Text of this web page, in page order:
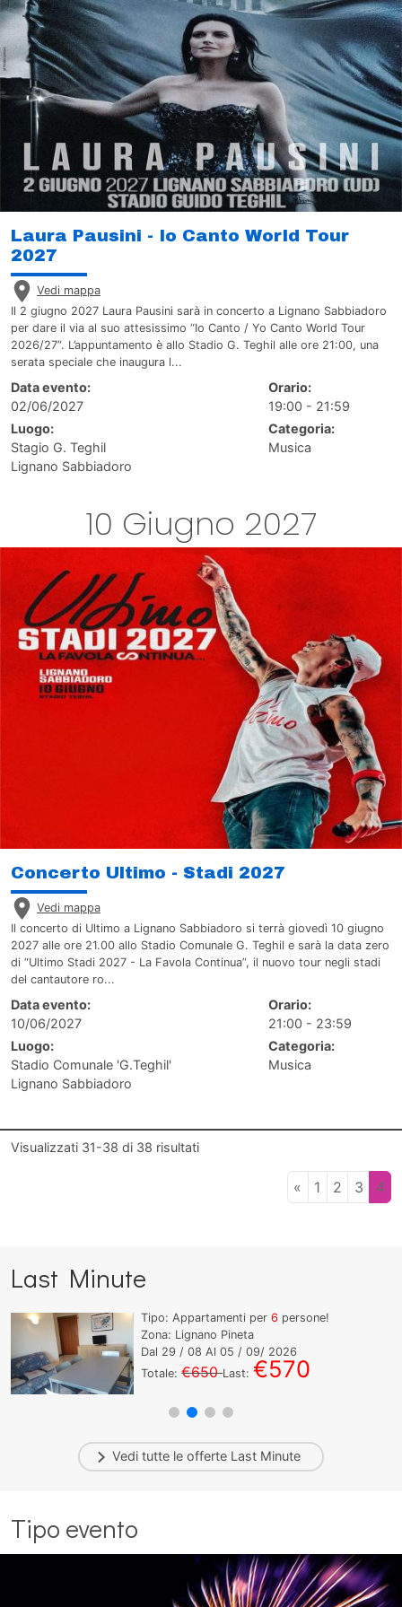
Laura Pausini - Io Canto World Tour
2027
Vedi mappa
Il 2 giugno 2027 Laura Pausini sarà in concerto a Lignano Sabbiadoro
per dare il via al suo attesissimo “Io Canto / Yo Canto World Tour
2026/27”. L’appuntamento è allo Stadio G. Teghil alle ore 21:00, una
serata speciale che inaugura l...
Data evento:
02/06/2027
Orario:
19:00 - 21:59
Luogo:
Stagio G. Teghil
Lignano Sabbiadoro
Categoria:
Musica
10 Giugno 2027
Concerto Ultimo - Stadi 2027
Vedi mappa
Il concerto di Ultimo a Lignano Sabbiadoro si terrà giovedì 10 giugno
2027 alle ore 21.00 allo Stadio Comunale G. Teghil e sarà la data zero
di “Ultimo Stadi 2027 - La Favola Continua”, il nuovo tour negli stadi
del cantautore ro...
Data evento:
10/06/2027
Orario:
21:00 - 23:59
Luogo:
Stadio Comunale 'G.Teghil'
Lignano Sabbiadoro
Categoria:
Musica
Visualizzati 31-38 di 38 risultati
« 1 2 3 4
Last Minute
Tipo: Appartamenti per6 persone!
Zona: Lignano Pineta
Dal 29 / 08 Al05 / 09/ 2026
Totale:€650Last:€570
Vedi tutte le offerte Last Minute
Tipo evento